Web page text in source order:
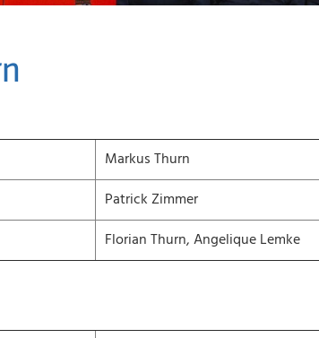
Markus Thurn
Patrick Zimmer
Florian Thurn, Angelique Lemke